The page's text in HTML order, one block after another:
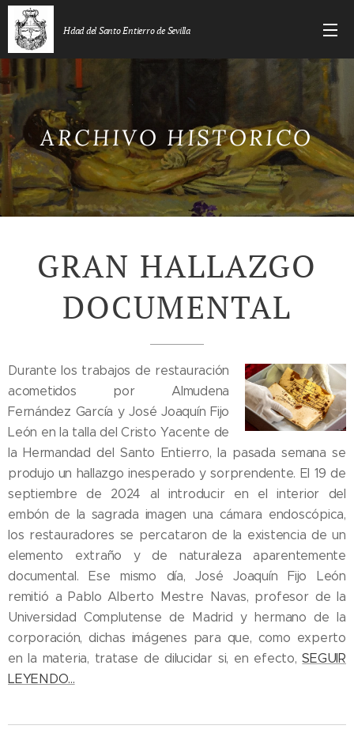
Hdad del Santo Entierro de Sevilla
ARCHIVO HISTORICO
GRAN HALLAZGO
DOCUMENTAL
Durante los trabajos de restauración
acometidos por Almudena
Fernández García y José Joaquín Fijo
León en la talla del Cristo Yacente de
la Hermandad del Santo Entierro, la pasada semana se
produjo un hallazgo inesperado y sorprendente. El 19 de
septiembre de 2024 al introducir en el interior del
embón de la sagrada imagen una cámara endoscópica,
los restauradores se percataron de la existencia de un
elemento extraño y de naturaleza aparentemente
documental. Ese mismo día, José Joaquín Fijo León
remitió a Pablo Alberto Mestre Navas, profesor de la
Universidad Complutense de Madrid y hermano de la
corporación, dichas imágenes para que, como experto
en la materia, tratase de dilucidar si, en efecto,SEGUIR
LEYENDO...